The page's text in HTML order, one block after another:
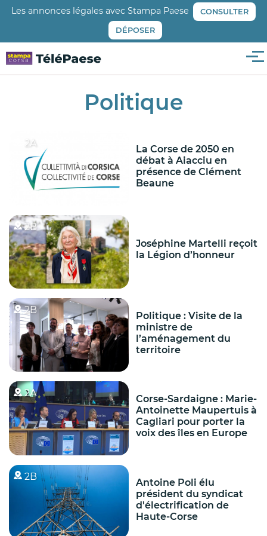
Aller
principal
Les annonces légales avec Stampa Paese CONSULTER
DÉPOSER
Politique
2A
La Corse de 2050 en
débat à Aiacciu en
présence de Clément
Beaune
2B
Joséphine Martelli reçoit
la Légion d’honneur
2B
Politique : Visite de la
ministre de
l’aménagement du
territoire
2A
Corse-Sardaigne : Marie-
Antoinette Maupertuis à
Cagliari pour porter la
voix des îles en Europe
2B
Antoine Poli élu
président du syndicat
d'électrification de
Haute-Corse